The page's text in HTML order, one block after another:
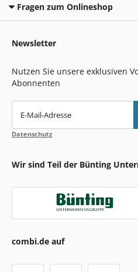
Fragen zum Onlineshop
Newsletter
Nutzen Sie unsere exklusiven
Abonnenten
E-Mail-Adresse
Datenschutz
Wir sind Teil der Bünting
combi.de auf